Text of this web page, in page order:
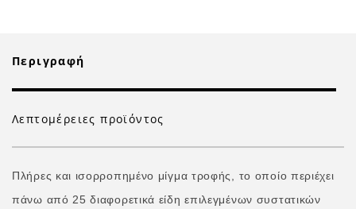
Περιγραφή
Λεπτομέρειες προϊόντος
Πλήρες και ισορροπημένο μίγμα τροφής, το οποίο περιέχει
πάνω από 25 διαφορετικά είδη επιλεγμένων συστατικών